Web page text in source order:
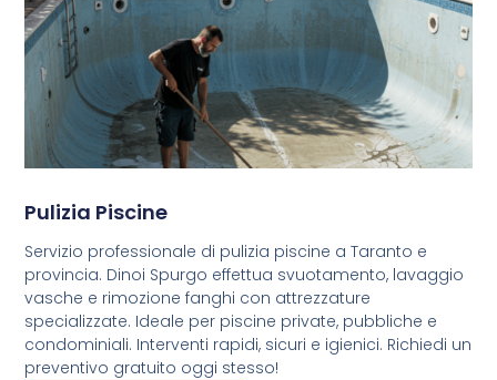
Pulizia Piscine
Servizio professionale di pulizia piscine a Taranto e
provincia. Dinoi Spurgo effettua svuotamento, lavaggio
vasche e rimozione fanghi con attrezzature
specializzate. Ideale per piscine private, pubbliche e
condominiali. Interventi rapidi, sicuri e igienici. Richiedi un
preventivo gratuito oggi stesso!